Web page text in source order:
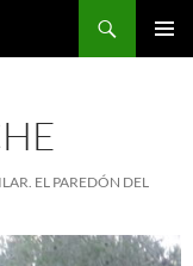
EL PAREDÓN DEL